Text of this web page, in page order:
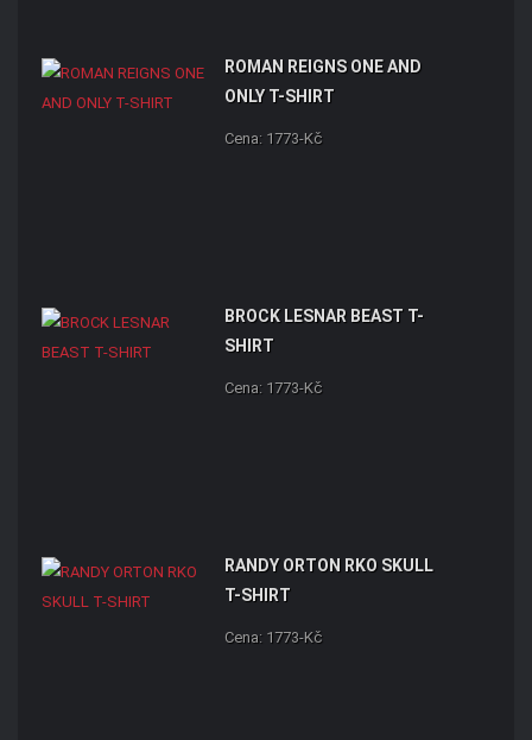
ROMAN REIGNS ONE AND
ONLY T-SHIRT
Cena: 1773-Kč
BROCK LESNAR BEAST T-
SHIRT
Cena: 1773-Kč
RANDY ORTON RKO SKULL
T-SHIRT
Cena: 1773-Kč